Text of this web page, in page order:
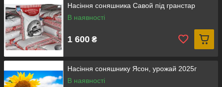
Насіння соняшника Савой під гранстар
В наявності
1 600 ₴
Насіння соняшнику Ясон, урожай 2025г
В наявності